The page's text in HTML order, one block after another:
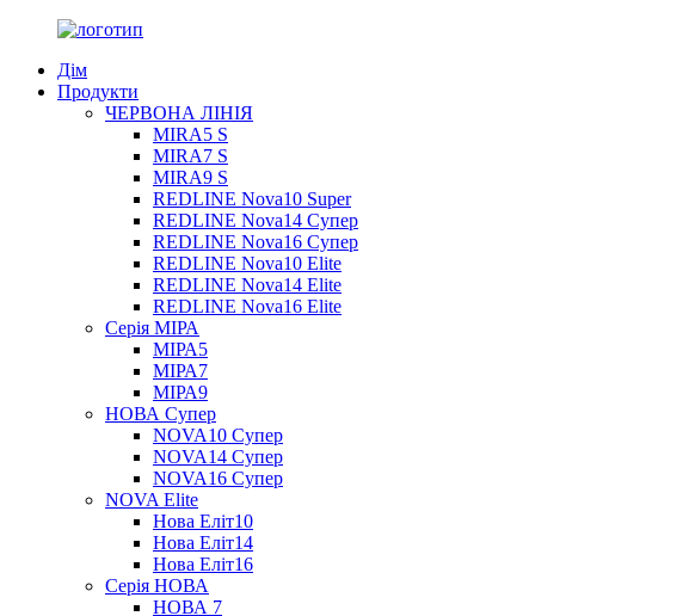
Дім
Продукти
ЧЕРВОНА ЛІНІЯ
MIRA5 S
MIRA7 S
MIRA9 S
REDLINE Nova10 Super
REDLINE Nova14 Супер
REDLINE Nova16 Супер
REDLINE Nova10 Elite
REDLINE Nova14 Elite
REDLINE Nova16 Elite
Серія МІРА
МІРА5
МІРА7
МІРА9
НОВА Супер
NOVA10 Супер
NOVA14 Супер
NOVA16 Супер
NOVA Elite
Нова Еліт10
Нова Еліт14
Нова Еліт16
Серія НОВА
НОВА 7